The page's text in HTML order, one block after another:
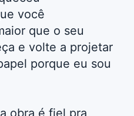
você
que o seu
e volte a projetar
porque eu sou
obra é fiel pra